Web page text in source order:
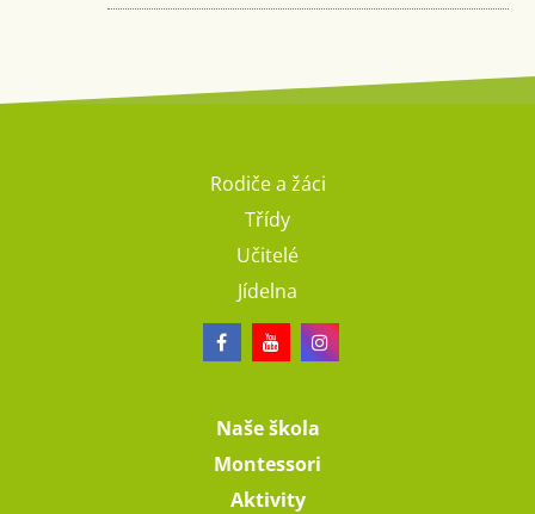
Rodiče a žáci
Třídy
Učitelé
Jídelna
Naše škola
Montessori
Aktivity